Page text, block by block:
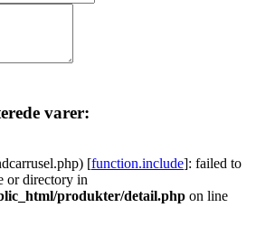
varer:
[function.include]: failed to
or directory in
produkter/detail.php on line